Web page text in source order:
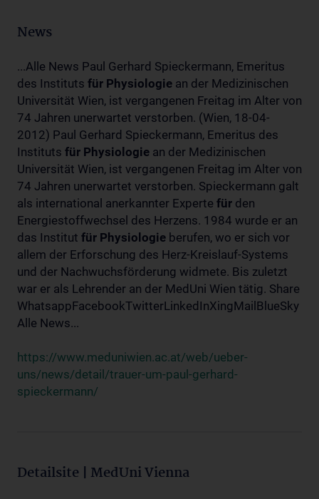
News
...Alle News Paul Gerhard Spieckermann, Emeritus
des Instituts für Physiologie an der Medizinischen
Universität Wien, ist vergangenen Freitag im Alter von
74 Jahren unerwartet verstorben. (Wien, 18-04-
2012) Paul Gerhard Spieckermann, Emeritus des
Instituts für Physiologie an der Medizinischen
Universität Wien, ist vergangenen Freitag im Alter von
74 Jahren unerwartet verstorben. Spieckermann galt
als international anerkannter Experte für den
Energiestoffwechsel des Herzens. 1984 wurde er an
das Institut für Physiologie berufen, wo er sich vor
allem der Erforschung des Herz-Kreislauf-Systems
und der Nachwuchsförderung widmete. Bis zuletzt
war er als Lehrender an der MedUni Wien tätig. Share
WhatsappFacebookTwitterLinkedInXingMailBlueSky
Alle News...
https://www.meduniwien.ac.at/web/ueber-
uns/news/detail/trauer-um-paul-gerhard-
spieckermann/
Detailsite | MedUni Vienna